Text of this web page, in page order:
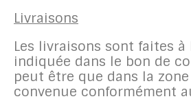
Livraisons
Les livraisons sont faites à
indiquée dans le bon de
peut être que dans la
convenue conformément